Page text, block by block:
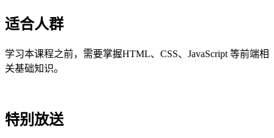
适合人群
学习本课程之前，需要掌握HTML、CSS、JavaScript 等前端相
关基础知识。
特别放送